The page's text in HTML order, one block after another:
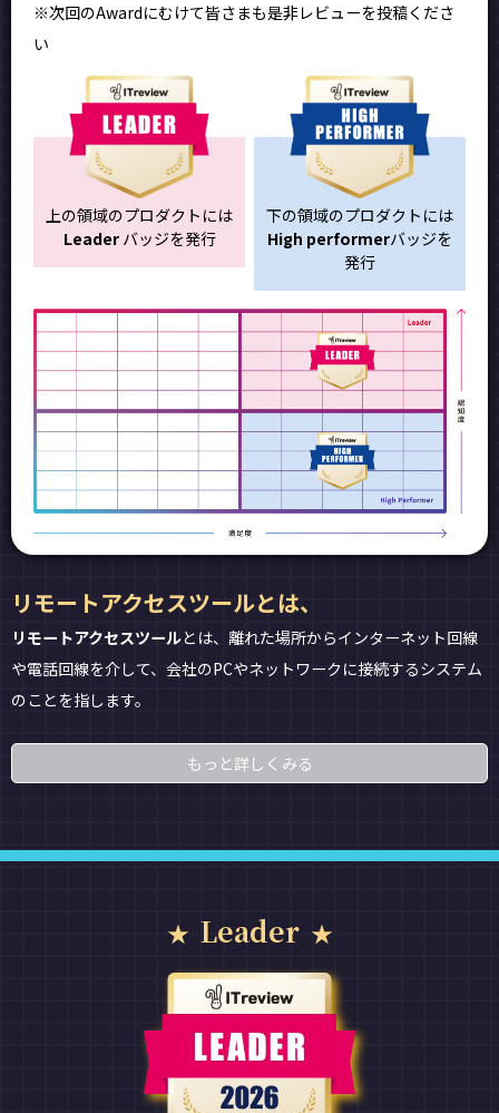
※次回のAwardにむけて皆さまも是非レビューを投稿くださ
い
上の領域のプロダクトには
Leaderバッジを発行
下の領域のプロダクトには
High performerバッジを
発行
リモートアクセスツールとは、
リモートアクセスツールとは、離れた場所からインターネット回線
や電話回線を介して、会社のPCやネットワークに接続するシステム
のことを指します。
もっと詳しくみる
Leader